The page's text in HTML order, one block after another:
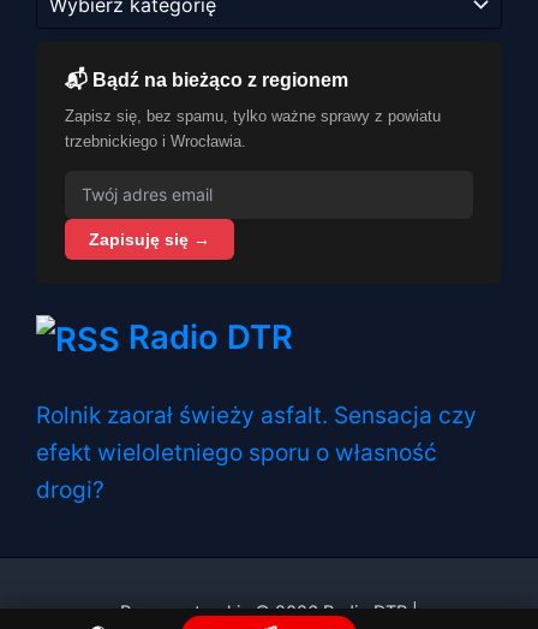
📬 Bądź na bieżąco z regionem
Zapisz się, bez spamu, tylko ważne sprawy z powiatu
trzebnickiego i Wrocławia.
Zapisuję się →
Radio DTR
Rolnik zaorał świeży asfalt. Sensacja czy
efekt wieloletniego sporu o własność
drogi?
Prawa autorskie © 2026 Radio DTR |